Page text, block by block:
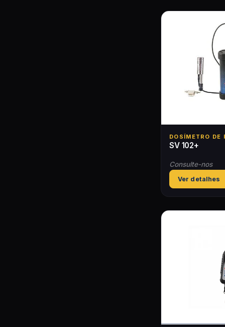
DOSÍMETRO DE
SV 102+
Consulte-nos
Ver detalhes